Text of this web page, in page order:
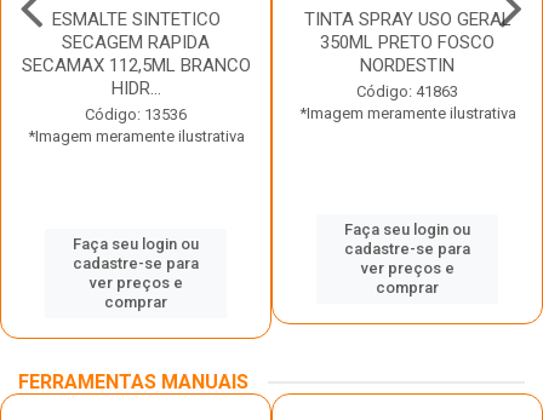
ESMALTE SINTETICO
SECAGEM RAPIDA
SECAMAX 112,5ML BRANCO
HIDR...
Código: 13536
*Imagem meramente ilustrativa
Faça seu login ou
cadastre-se para
ver preços e
comprar
TINTA SPRAY USO GERAL
350ML PRETO FOSCO
NORDESTIN
Código: 41863
*Imagem meramente ilustrativa
Faça seu login ou
cadastre-se para
ver preços e
comprar
FERRAMENTAS MANUAIS